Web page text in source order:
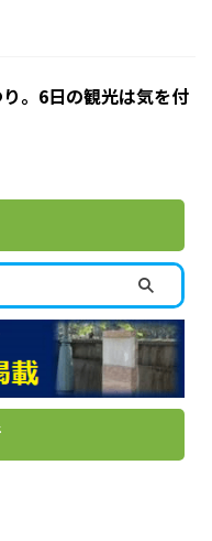
。6日の観光は気を付